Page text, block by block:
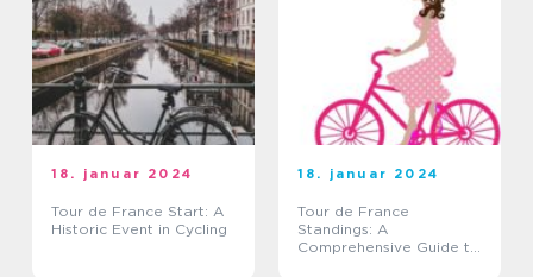
18. januar 2024
Tour de France Start: A
Historic Event in Cycling
18. januar 2024
Tour de France
Standings: A
Comprehensive Guide to